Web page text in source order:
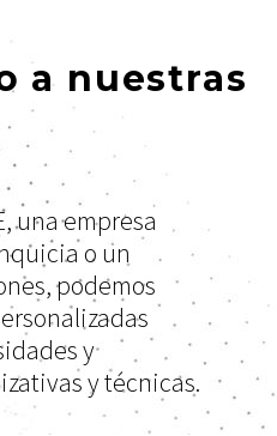
a nuestras
una empresa
o un
podemos
y
y técnicas.